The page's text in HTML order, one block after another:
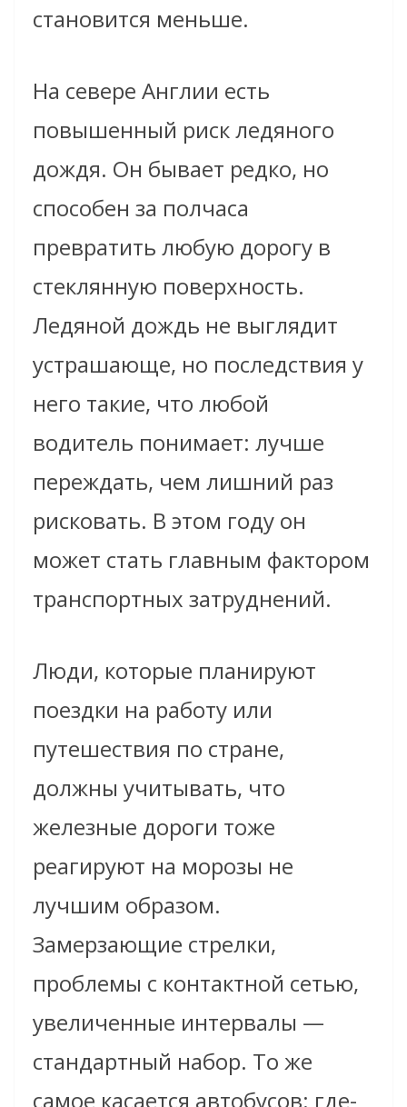
становится меньше.
На севере Англии есть
повышенный риск ледяного
дождя. Он бывает редко, но
способен за полчаса
превратить любую дорогу в
стеклянную поверхность.
Ледяной дождь не выглядит
устрашающе, но последствия у
него такие, что любой
водитель понимает: лучше
переждать, чем лишний раз
рисковать. В этом году он
может стать главным фактором
транспортных затруднений.
Люди, которые планируют
поездки на работу или
путешествия по стране,
должны учитывать, что
железные дороги тоже
реагируют на морозы не
лучшим образом.
Замерзающие стрелки,
проблемы с контактной сетью,
увеличенные интервалы —
стандартный набор. То же
самое касается автобусов: где-